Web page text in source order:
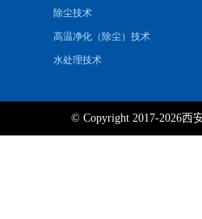
除尘技术
高温净化（除尘）技术
水处理技术
© Copyright 2017-2026